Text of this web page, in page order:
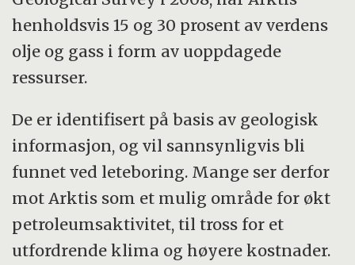
henholdsvis 15 og 30 prosent av verdens
olje og gass i form av uoppdagede
ressurser.
De er identifisert på basis av geologisk
informasjon, og vil sannsynligvis bli
funnet ved leteboring. Mange ser derfor
mot Arktis som et mulig område for økt
petroleumsaktivitet, til tross for et
utfordrende klima og høyere kostnader.